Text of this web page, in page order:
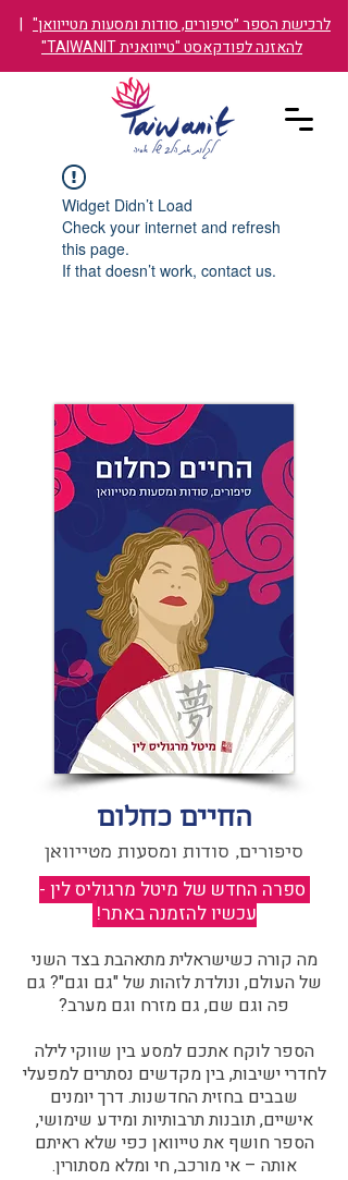
לרכישת הספר ״סיפורים, סודות ומסעות מטייוואן" |
להאזנה לפודקאסט "טייוואנית TAIWANIT"
Widget Didn’t Load
Check your internet and refresh
this page.
If that doesn’t work, contact us.
החיים כחלום
סיפורים, סודות ומסעות מטייוואן
ספרה החדש של מיטל מרגוליס לין -
עכשיו להזמנה באתר!
מה קורה כשישראלית מתאהבת בצד השני
של העולם, ונולדת לזהות של "גם וגם"? גם
פה וגם שם, גם מזרח וגם מערב?​​
הספר לוקח אתכם למסע בין שווקי לילה
לחדרי ישיבות, בין מקדשים נסתרים למפעלי
שבבים בחזית החדשנות. דרך יומנים
אישיים, תובנות תרבותיות ומידע שימושי,
הספר חושף את טייוואן כפי שלא ראיתם
אותה – אי מורכב, חי ומלא מסתורין.